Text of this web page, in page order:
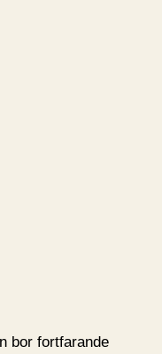
bor fortfarande